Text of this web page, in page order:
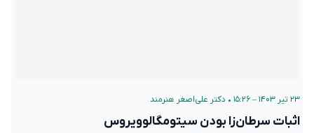
۲۳ تیر ۱۴۰۳ – ۱۵:۲۶ • دکتر علی‌اصغر هنرمند
اثبات سرطان‌زا بودن سیتومگالوویروس